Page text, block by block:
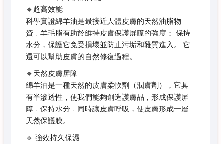
🔹超高效能
科學實證綿羊油是最接近人體皮膚的天然油脂物
資，羊毛脂有助於維持皮膚保護屏障的強度； 保持
水分，保護它免受損壞並防止污垢和雜質進入。 它
還可以幫助皮膚的自然修復過程。
🔹天然皮膚屏障
綿羊油是一種天然的皮膚柔軟劑（潤膚劑），它具
有半滲透性，使我們能夠創造護膚品，形成保護屏
障，保持水分，同時讓皮膚呼吸，使皮膚形成一層
天然保護膜。
🔹 強效持久保濕